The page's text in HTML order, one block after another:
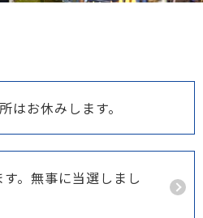
はお休みします。
。無事に当選しまし